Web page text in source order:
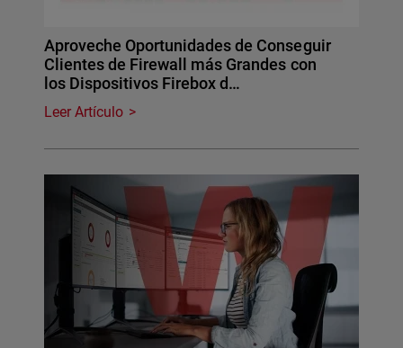
Aproveche Oportunidades de Conseguir
Clientes de Firewall más Grandes con
los Dispositivos Firebox d…
Leer Artículo